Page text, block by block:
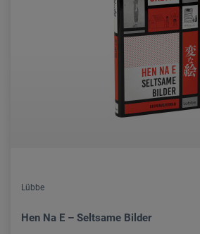
Lübbe
Hen Na E – Seltsame Bilder